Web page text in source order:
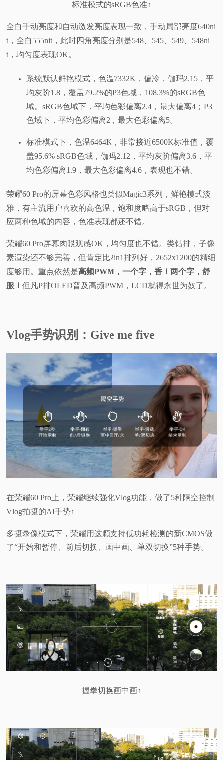
标准模式的sRGB色准↑
全白手动亮度和自动激发亮度表现一致，手动局部亮度640ni
t，全白555nit，此时四角亮度分别是548、545、549、548ni
t，均匀度表现OK。
系统默认鲜艳模式，色温7332K，偏冷，伽玛2.15，平
均灰阶1.8，覆盖79.2%的P3色域，108.3%的sRGB色
域。sRGB色域下，平均色彩偏离2.4，最大偏离4；P3
色域下，平均色彩偏离2，最大色彩偏离5。
标准模式下，色温6464K，非常接近6500K标准值，覆
盖95.6% sRGB色域，伽玛2.12，平均灰阶偏离3.6，平
均色彩偏离1.9，最大色彩偏离4.6，表现也不错。
荣耀60 Pro的屏幕色彩风格也类似Magic3系列，鲜艳模式淡
雅，有主流用户喜欢的高色温，饱和度略高于sRGB，但对
应两种色域的内容，色准表现都还不错。
荣耀60 Pro屏幕肉眼观感OK，均匀度也不错。类钻排，子像
素渲染还不够完善，但肯定比2in1排列好，2652x1200的精细
度够用。重点依然是高频PWM，一个字，香！两个字，舒
服！但凡P排OLED普及高频PWM，LCD就得永世为奴了。
Vlog手势识别：Give me five
在荣耀60 Pro上，荣耀继续强化Vlog功能，做了5种隔空控制
Vlog拍摄的AI手势↑
多摄录像模式下，荣耀用这颗支持低功耗检测的新CMOS做
了“开始和暂停、前后切换、画中画、单双切换”5种手势。
握拳切换画中画↑